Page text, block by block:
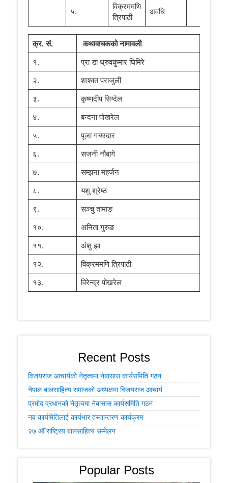
५.
विक्रममणि
त्रिपाठी
अवधि
क्र.सं. कथावाचकको नामावली
१. प्रा डा ध्रुवकुमार घिमिरे
२. शाश्वत पराजुली
३. कृष्णदीप सिग्देल
४. बन्दना पोखरेल
५. पूजा गच्छदार
६. सजनी नौबागे
७. सम्झना महर्जन
८. यशु श्रेष्ठ
९. सञ्चु तामाङ
१०. अनिता गुरुङ
११. अंशु झा
१२. विक्रममणि त्रिपाठी
१३. विरेन्द्र पोखरेल
Recent Posts
विजयराज आचार्यको नेतृत्वमा नेबासास कार्यसमिति गठन
नेपाल बालसाहित्य समाजको अध्यक्षमा विजयराज आचार्य
प्रमोद प्रधानको नेतृत्वमा नेबासास कार्यसमिति गठन
नव कार्यमितिलाई कार्यभार हस्तान्तरण कार्यक्रम
२७ औँ राष्ट्रिय बालसाहित्य सम्मेलन
Popular Posts